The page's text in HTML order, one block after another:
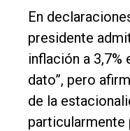
En
presidente
inflación a 3,7%
dato”, pero
de la
particularmente